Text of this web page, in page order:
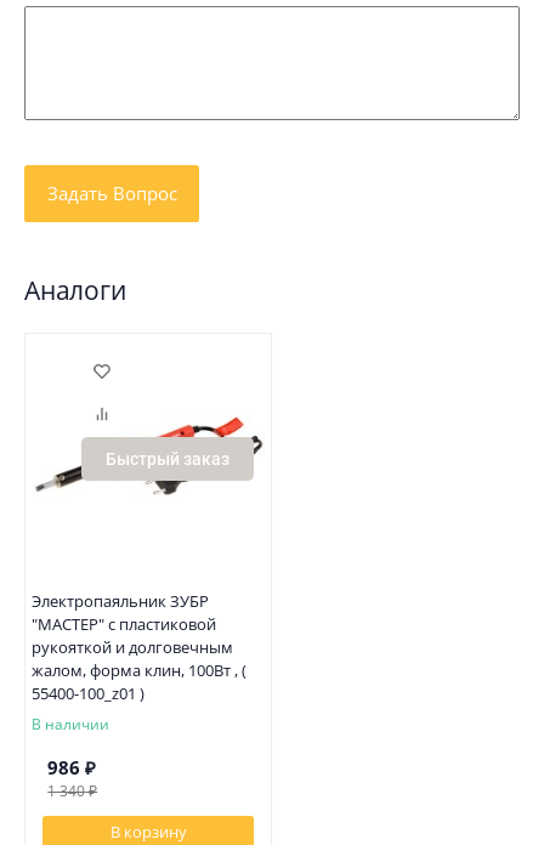
Аналоги
Быстрый заказ
Электропаяльник ЗУБР
"МАСТЕР" с пластиковой
рукояткой и долговечным
жалом, форма клин, 100Вт , (
55400-100_z01 )
В наличии
986 ₽
1 340₽
В корзину